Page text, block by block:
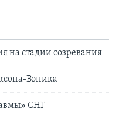
на стадии созревания
Вэника
СНГ